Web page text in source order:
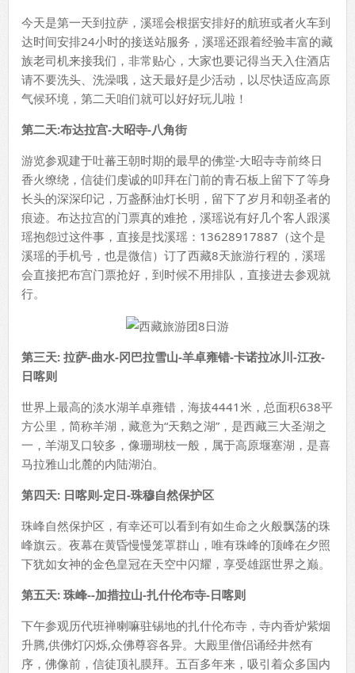
今天是第一天到拉萨，溪瑶会根据安排好的航班或者火车到
达时间安排24小时的接送站服务，溪瑶还跟着经验丰富的藏
族老司机来接我们，非常贴心，大家也要记得当天入住酒店
请不要洗头、洗澡哦，这天最好是少活动，以尽快适应高原
气候环境，第二天咱们就可以好好玩儿啦！
第二天:布达拉宫-大昭寺-八角街
游览参观建于吐蕃王朝时期的最早的佛堂-大昭寺寺前终日
香火缭绕，信徒们虔诚的叩拜在门前的青石板上留下了等身
长头的深深印记，万盏酥油灯长明，留下了岁月和朝圣者的
痕迹。布达拉宫的门票真的难抢，溪瑶说有好几个客人跟溪
瑶抱怨过这件事，直接是找溪瑶：13628917887（这个是
溪瑶的手机号，也是微信）订了西藏8天旅游行程的，溪瑶
会直接把布宫门票抢好，到时候不用排队，直接进去参观就
行。
第三天: 拉萨-曲水-冈巴拉雪山-羊卓雍错-卡诺拉冰川-江孜-
日喀则
世界上最高的淡水湖羊卓雍错，海拔4441米，总面积638平
方公里，简称羊湖，藏意为“天鹅之湖”，是西藏三大圣湖之
一，羊湖叉口较多，像珊瑚枝一般，属于高原堰塞湖，是喜
马拉雅山北麓的内陆湖泊。
第四天: 日喀则-定日-珠穆自然保护区
珠峰自然保护区，有幸还可以看到有如生命之火般飘荡的珠
峰旗云。夜幕在黄昏慢慢笼罩群山，唯有珠峰的顶峰在夕照
下犹如女神的金色皇冠在天空中闪耀，享受雄踞世界之巅。
第五天: 珠峰--加措拉山-扎什伦布寺-日喀则
下午参观历代班禅喇嘛驻锡地的扎什伦布寺，寺内香炉紫烟
升腾,供佛灯闪烁,众佛尊容各异。大殿里僧侣诵经井然有
序，佛像前，信徒顶礼膜拜。五百多年来，吸引着众多国内